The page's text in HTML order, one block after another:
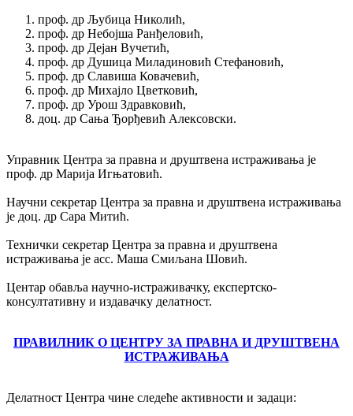
проф. др Љубица Николић,
проф. др Небојша Ранђеловић,
проф. др Дејан Вучетић,
проф. др Душица Миладиновић Стефановић,
проф. др Славиша Ковачевић,
проф. др Михајло Цветковић,
проф. др Урош Здравковић,
доц. др Сања Ђорђевић Алексовски.
Управник Центра за правна и друштвена истраживања је
проф. др Марија Игњатовић.
Научни секретар Центра за правна и друштвена истраживања
је доц. др Сара Митић.
Технички секретар Центра за правна и друштвена
истраживања је асс. Маша Смиљана Шовић.
Центар обавља научно-истраживачку, експертско-
консултативну и издавачку делатност.
ПРАВИЛНИК О ЦЕНТРУ ЗА ПРАВНА И ДРУШТВЕНА
ИСТРАЖИВАЊА
Делатност Центра чине следеће активности и задаци: